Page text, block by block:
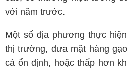
với năm trước.
Một số địa phương thực
thị trường, đưa mặt hàng
cả ổn định, hoặc thấp hơn